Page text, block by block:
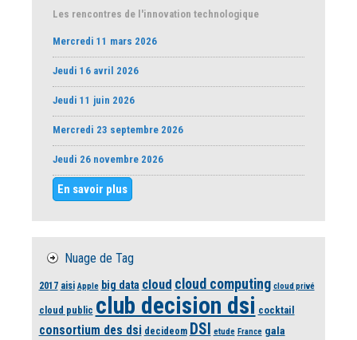
Les rencontres de l'innovation technologique
Mercredi 11 mars 2026
Jeudi 16 avril 2026
Jeudi 11 juin 2026
Mercredi 23 septembre 2026
Jeudi 26 novembre 2026
En savoir plus
Nuage de Tag
2017 aisi Apple big data cloud cloud computing cloud privé
cloud public club decision dsi cocktail
consortium des dsi decideom DSI etude France gala